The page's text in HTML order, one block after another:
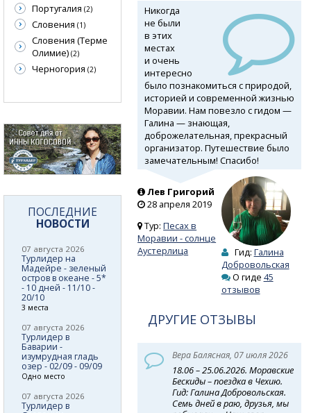
Никогда
не были
в этих
местах
и очень
интересно
было познакомиться с природой,
историей и современной жизнью
Моравии. Нам повезло с гидом —
Галина — знающая,
доброжелательная, прекрасный
организатор. Путешествие было
замечательным! Спасибо!
Лев Григорий
28 апреля 2019
Тур:Песах в
Моравии - солнце
Аустерлица
Гид: Галина
Добровольская
О гиде 45
отзывов
ДРУГИЕ ОТЗЫВЫ
Вера Балясная, 07 июля 2026
18.06 – 25.06.2026. Моравские
Бескиды – поездка в Чехию.
Гид: Галина Добровольская.
Семь дней в раю, друзья, мы
Португалия (2)
Словения (1)
Словения (Терме
Олимие) (2)
Черногория (2)
ПОСЛЕДНИЕ
НОВОСТИ
07 августа 2026
Турлидер на
Мадейре - зеленый
остров в океане - 5*
- 10 дней - 11/10 -
20/10
3 места
07 августа 2026
Турлидер в
Баварии -
изумрудная гладь
озер - 02/09 - 09/09
Одно место
07 августа 2026
Турлидер в